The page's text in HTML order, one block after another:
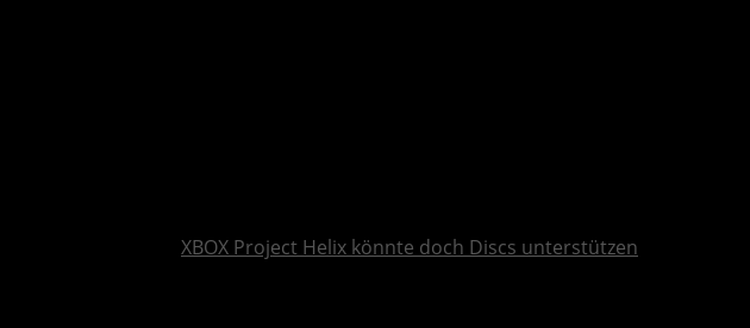
XBOX Project Helix könnte doch Discs unterstützen